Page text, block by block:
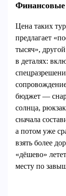
Финансовые
Цена таких
предлагает
тысяч»,
в деталях:
бюджет —
солнца,
сначала
а потом уже
взять более
«дёшево»
месту по